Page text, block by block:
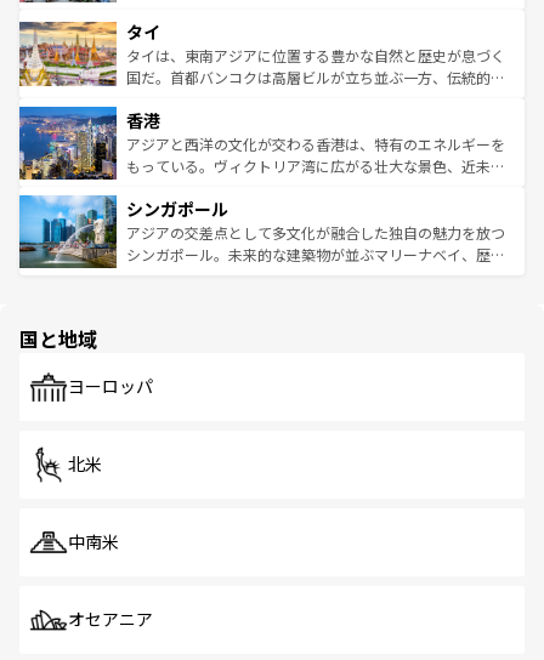
リティに包まれながら、韓国の多彩な魅力を心ゆくまで味
わってみてほしい。 なお、新着の韓国情報はコンテンツ一
覧を参照してほしい。
急速な発展と共に伝統が息づく。ハノイの古い町並みやホ
ーチミン市のフランス統治時代の建物も、独特の雰囲気を
醸し出している。また、バラエティの豊かさとおいしさで
とつ。フォーやバインミー、ベトナムコーヒーなどは、ぜ
ひ現地で味わいたい。どの地域を訪れてもあたたかい人々
が旅行者を迎えてくれるので、きっと忘れられない旅にな
参照してほしい。
タイ
タイは、東南アジアに位置する豊かな自然と歴史が息づく
国だ。首都バンコクは高層ビルが立ち並ぶ一方、伝統的な
の活気が交差している。北部ではチェンマイなどの山岳地
帯で自然と触れ合い、南部ではプーケットやクラビの美し
いビーチでリゾート気分を楽しむことができる。タイ料理
激する。気候は一年中温暖で、どの季節にも異なる楽しみ
が待っている。親しみやすいタイの人々、仏教を中心とし
た文化、そして多様な観光資源が、訪れる旅人を魅了し続
香港
アジアと西洋の文化が交わる香港は、特有のエネルギーを
もっている。ヴィクトリア湾に広がる壮大な景色、近未来
み、どこを訪れても感動するはず。観光スポットが密集し
ており、効率よく見どころを回れるのも魅力。息をのむよ
うな絶景から文化的な体験まで、香港を存分に楽しみ尽く
シンガポール
アジアの交差点として多文化が融合した独自の魅力を放つ
シンガポール。未来的な建築物が並ぶマリーナベイ、歴史
で、ホーカーズは地元の風情を楽しめる外せないスポット
国と地域
ヨーロッパ
北米
中南米
オセアニア